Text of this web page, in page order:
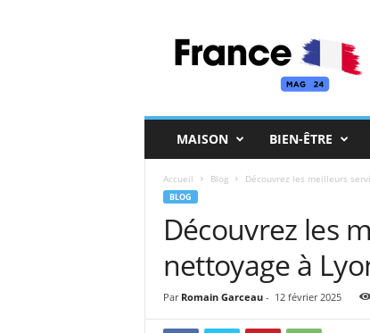
MAISON BIEN-ÊTRE
Accueil Blog Découvrez les meilleurs
BLOG
Découvrez les
nettoyage à
Par Romain Garceau- 12 février 2025